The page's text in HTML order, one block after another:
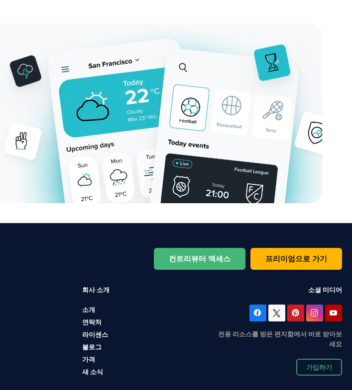
컨트리뷰터 액세스 프리미엄으로 가기
회사 소개
소개
연락처
라이센스
블로그
가격
새 소식
소셜 미디어
전용 리소스를 받은 편지함에서 바로 받아보
세요
가입하기